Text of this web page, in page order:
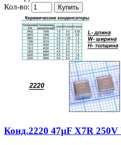
Кол-во:
Конд.2220 47µF X7R